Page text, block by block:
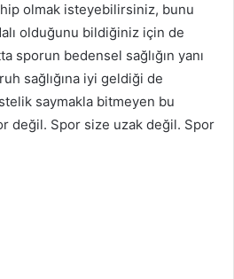
olmak isteyebilirsiniz, bunu
olduğunu bildiğiniz için de
sporun bedensel sağlığın yanı
sağlığına iyi geldiği de
saymakla bitmeyen bu
değil. Spor size uzak değil. Spor